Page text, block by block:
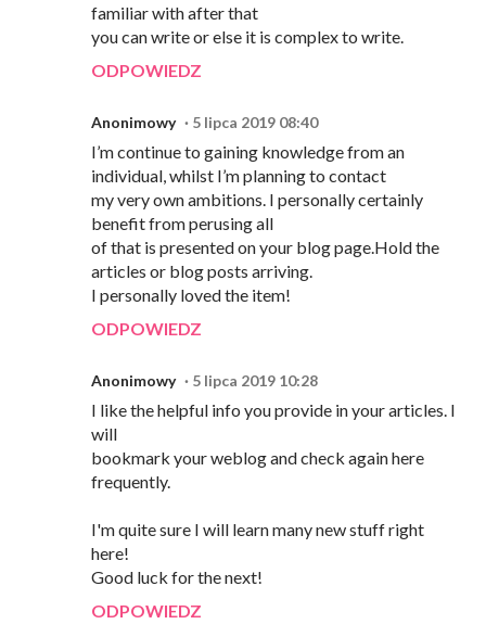
familiar with after that
you can write or else it is complex to write.
ODPOWIEDZ
Anonimowy 5 lipca 2019 08:40
I’m continue to gaining knowledge from an
individual, whilst I’m planning to contact
my very own ambitions. I personally certainly
benefit from perusing all
of that is presented on your blog page.Hold the
articles or blog posts arriving.
I personally loved the item!
ODPOWIEDZ
Anonimowy 5 lipca 2019 10:28
I like the helpful info you provide in your articles. I
will
bookmark your weblog and check again here
frequently.
I'm quite sure I will learn many new stuff right
here!
Good luck for the next!
ODPOWIEDZ